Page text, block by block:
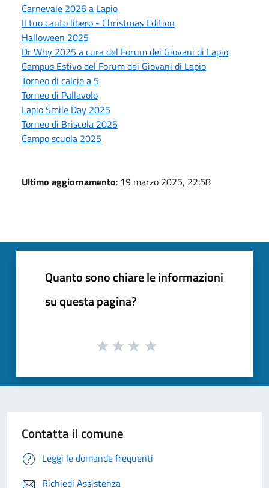
Carnevale 2026 a Lapio
Il tuo canto libero - Christmas Edition
Halloween 2025
Dr Why 2025 a cura del Forum dei Giovani di Lapio
Campus Estivo del Forum dei Giovani di Lapio
Torneo di calcio a 5
Torneo di Pallavolo
Lapio Smile Day 2025
Torneo di Briscola 2025
Campo scuola 2025
Ultimo aggiornamento: 19 marzo 2025, 22:58
Quanto sono chiare le informazioni
su questa pagina?
Contatta il comune
Leggi le domande frequenti
Richiedi Assistenza